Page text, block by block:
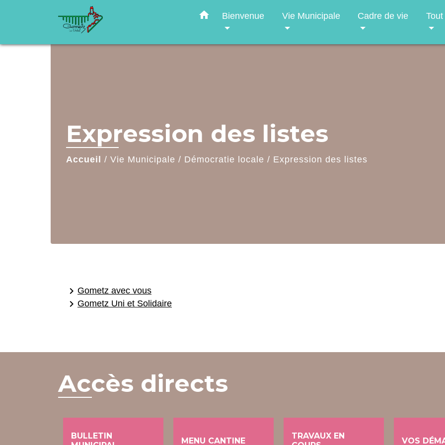
home Bienvenue Vie Municipale Cadre de vie
Expression des listes
Accueil / Vie Municipale / Démocratie locale / Expression des listes
keyboard_arrow_right Gometz avec vous
keyboard_arrow_right Gometz Uni et Solidaire
Accès directs
BULLETIN
MENU CANTINE
TRAVAUX EN
VOS